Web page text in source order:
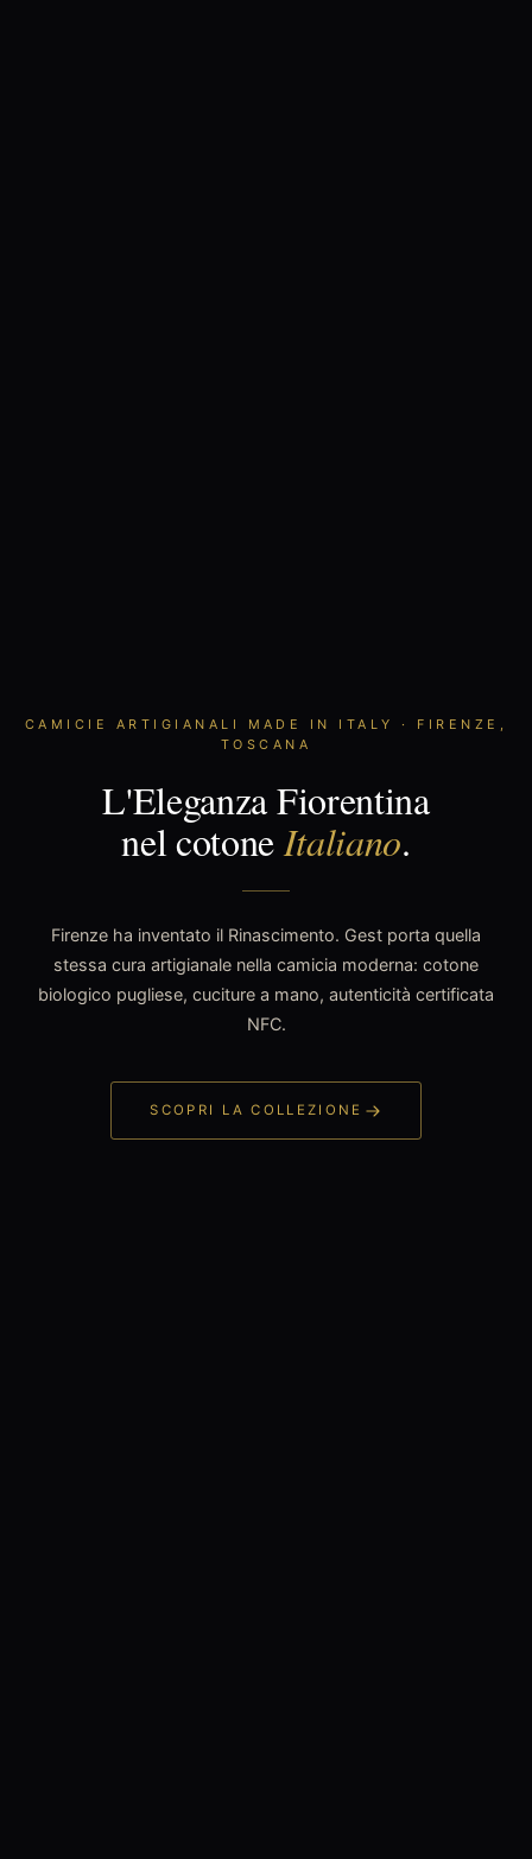
CAMICIE ARTIGIANALI MADE IN ITALY · FIRENZE,
TOSCANA
L'Eleganza Fiorentina
nel cotoneItaliano.
Firenze ha inventato il Rinascimento. Gest porta quella
stessa cura artigianale nella camicia moderna: cotone
biologico pugliese, cuciture a mano, autenticità certificata
NFC.
SCOPRI LA COLLEZIONE